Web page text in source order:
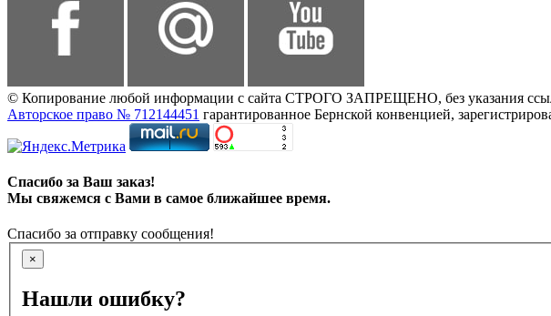
© Копирование любой информации с сайта СТРОГО ЗАПРЕЩЕНО, без указания
Авторское право № 712144451 гарантированное Бернской конвенцией,
Спасибо за Ваш заказ!
Мы свяжемся с Вами в самое ближайшее время.
Спасибо за отправку сообщения!
×
Нашли ошибку?